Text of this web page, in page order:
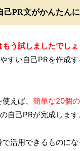
己PR文がかんたん
う試しましたでしょ
すい自己PRを作成
えば、 簡単な20個
自己PRが完成します
活用できるものに